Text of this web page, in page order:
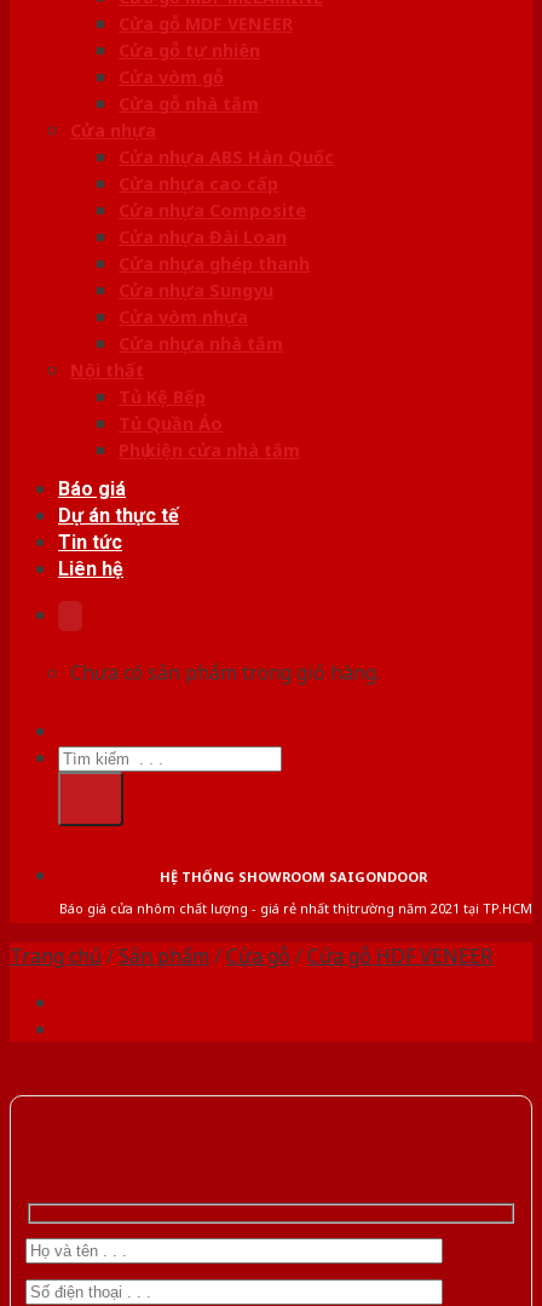
Cửa gỗ MDF VENEER
Cửa gỗ tự nhiên
Cửa vòm gỗ
Cửa gỗ nhà tắm
Cửa nhựa
Cửa nhựa ABS Hàn Quốc
Cửa nhựa cao cấp
Cửa nhựa Composite
Cửa nhựa Đài Loan
Cửa nhựa ghép thanh
Cửa nhựa Sungyu
Cửa vòm nhựa
Cửa nhựa nhà tắm
Nội thất
Tủ Kệ Bếp
Tủ Quần Áo
Phụ kiện cửa nhà tắm
Báo giá
Dự án thực tế
Tin tức
Liên hệ
Chưa có sản phẩm trong giỏ hàng.
Tìm
kiếm:
HỆ THỐNG SHOWROOM SAIGONDOOR
Báo giá cửa nhôm chất lượng - giá rẻ nhất thị trường năm 2021 tại TP.HCM
Trang chủ /Sản phẩm /Cửa gỗ /Cửa gỗ HDF VENEER